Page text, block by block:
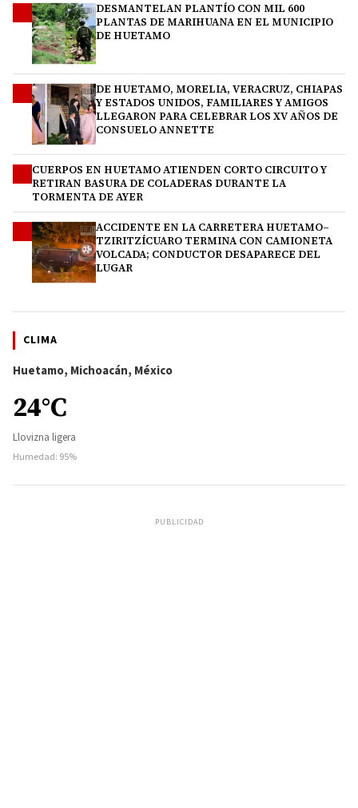
DESMANTELAN PLANTÍO CON MIL 600
PLANTAS DE MARIHUANA EN EL MUNICIPIO
DE HUETAMO
DE HUETAMO, MORELIA, VERACRUZ, CHIAPAS
Y ESTADOS UNIDOS, FAMILIARES Y AMIGOS
LLEGARON PARA CELEBRAR LOS XV AÑOS DE
CONSUELO ANNETTE
CUERPOS EN HUETAMO ATIENDEN CORTO CIRCUITO Y
RETIRAN BASURA DE COLADERAS DURANTE LA
TORMENTA DE AYER
ACCIDENTE EN LA CARRETERA HUETAMO–
TZIRITZÍCUARO TERMINA CON CAMIONETA
VOLCADA; CONDUCTOR DESAPARECE DEL
LUGAR
CLIMA
Huetamo, Michoacán, México
24°C
Llovizna ligera
Humedad: 95%
PUBLICIDAD